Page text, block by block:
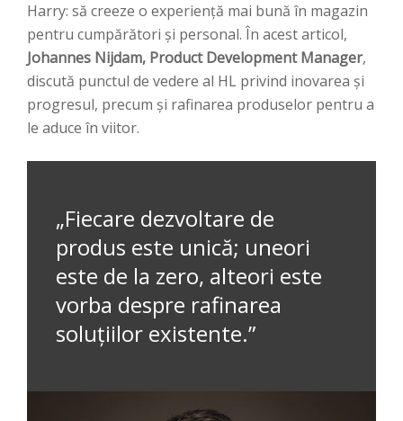
Harry: să creeze o experiență mai bună în magazin
pentru cumpărători și personal. În acest articol,
Johannes Nijdam, Product Development Manager,
discută punctul de vedere al HL privind inovarea și
progresul, precum și rafinarea produselor pentru a
le aduce în viitor.
„Fiecare dezvoltare de
produs este unică; uneori
este de la zero, alteori este
vorba despre rafinarea
soluțiilor existente.”